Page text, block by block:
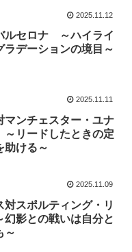
2025.11.12
ルセロナ ～ハイライ
ラデーションの境目～
2025.11.11
マンチェスター・ユナ
リードしたときの定
助ける～
2025.11.09
対スポルティング・リ
影との戦いは自分と
～